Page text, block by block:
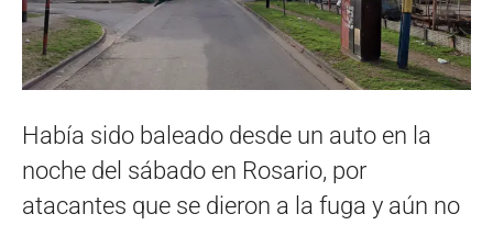
Había sido baleado desde un auto en la
noche del sábado en Rosario, por
atacantes que se dieron a la fuga y aún no